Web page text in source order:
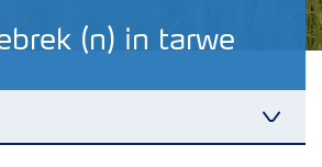
(n) in tarwe